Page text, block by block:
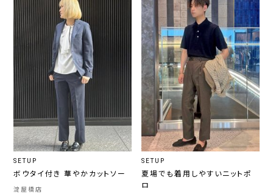
SETUP
ボウタイ付き 華やかカットソー
淀屋橋店
SETUP
夏場でも着用しやすいニットポ
ロ